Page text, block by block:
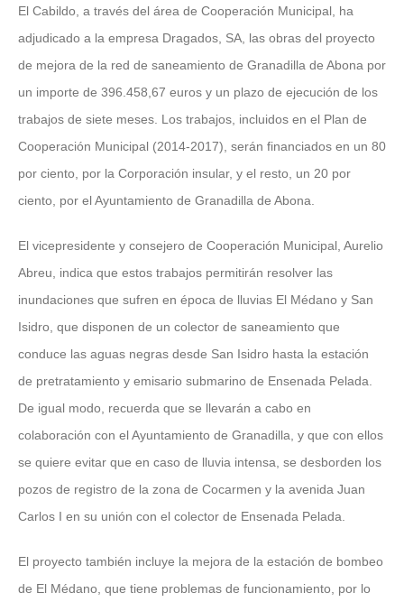
El Cabildo, a través del área de Cooperación Municipal, ha
adjudicado a la empresa Dragados, SA, las obras del proyecto
de mejora de la red de saneamiento de Granadilla de Abona por
un importe de 396.458,67 euros y un plazo de ejecución de los
trabajos de siete meses. Los trabajos, incluidos en el Plan de
Cooperación Municipal (2014-2017), serán financiados en un 80
por ciento, por la Corporación insular, y el resto, un 20 por
ciento, por el Ayuntamiento de Granadilla de Abona.
El vicepresidente y consejero de Cooperación Municipal, Aurelio
Abreu, indica que estos trabajos permitirán resolver las
inundaciones que sufren en época de lluvias El Médano y San
Isidro, que disponen de un colector de saneamiento que
conduce las aguas negras desde San Isidro hasta la estación
de pretratamiento y emisario submarino de Ensenada Pelada.
De igual modo, recuerda que se llevarán a cabo en
colaboración con el Ayuntamiento de Granadilla, y que con ellos
se quiere evitar que en caso de lluvia intensa, se desborden los
pozos de registro de la zona de Cocarmen y la avenida Juan
Carlos I en su unión con el colector de Ensenada Pelada.
El proyecto también incluye la mejora de la estación de bombeo
de El Médano, que tiene problemas de funcionamiento, por lo